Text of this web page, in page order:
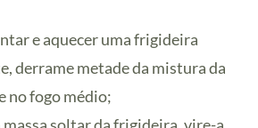
e aquecer uma frigideira
derrame metade da mistura da
no fogo médio;